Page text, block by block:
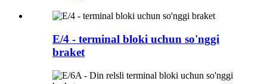
E/4 - terminal bloki uchun so'nggi
braket